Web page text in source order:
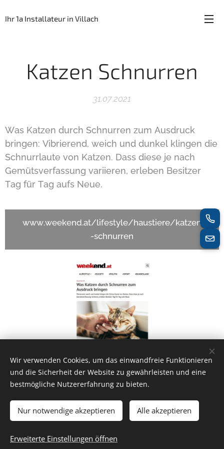
Ihr 1a Installateur in Villach
Katzen Schnurren
31.07.2021
Was Katzen durch Schnurren zum Ausdruck
bringen: Vibrierend, weich und dunkel klingen die
Schnurrlaute von Katzen. Dass diese je nach
Gemütsverfassung variieren, erleben Besitzer
Tag für Tag aufs Neue.
www.weekend.at/lifestyle/haustiere/katzen
-schnurren
Share
Unterstützt vonWebnode
Wir verwenden Cookies, um das einwandfreie Funktionieren
und die Sicherheit der Website zu gewährleisten und eine
bestmögliche Nutzererfahrung zu bieten.
Nur notwendige akzeptieren Alle akzeptieren
Erweiterte Einstellungen öffnen